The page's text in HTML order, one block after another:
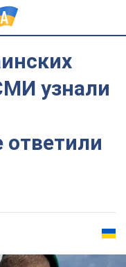
узнали
ответили